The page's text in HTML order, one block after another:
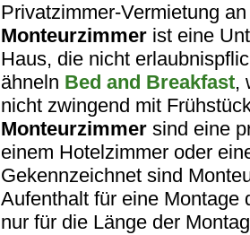
Privatzimmer-Vermietung
Monteurzimmer ist eine
Haus, die nicht
ähneln Bed and Breakfast,
nicht zwingend mit
Monteurzimmer sind eine
einem Hotelzimmer oder
Gekennzeichnet sind
Aufenthalt für eine Montage
nur für die Länge der